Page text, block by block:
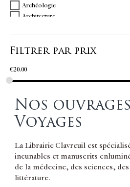
CAILLIAUD Frédéric
CAILLIE René
CASTELLAN Antoine Laurent
CHALCONDYLE Laonicus
CHAMPOLLION Jean-François
CHARDIN Jean
CHARLEVOIX Pierre-François-Xavier
CHARPENTIER Henri
CLODIUS Johann C
COLLINS Samuel
COMMERCE
COMPAGNIE DES INDES
Archéologie
Architecture
Asie
Astronomie
Atlas
Bolivie
Brésil
Canada
Carte
Champignons
Chili
Filtrer par prix
€20.00
Nos
Voyages
La Librairie Clavreuil est
incunables et manuscrits
de la médecine, des sciences,
littérature.